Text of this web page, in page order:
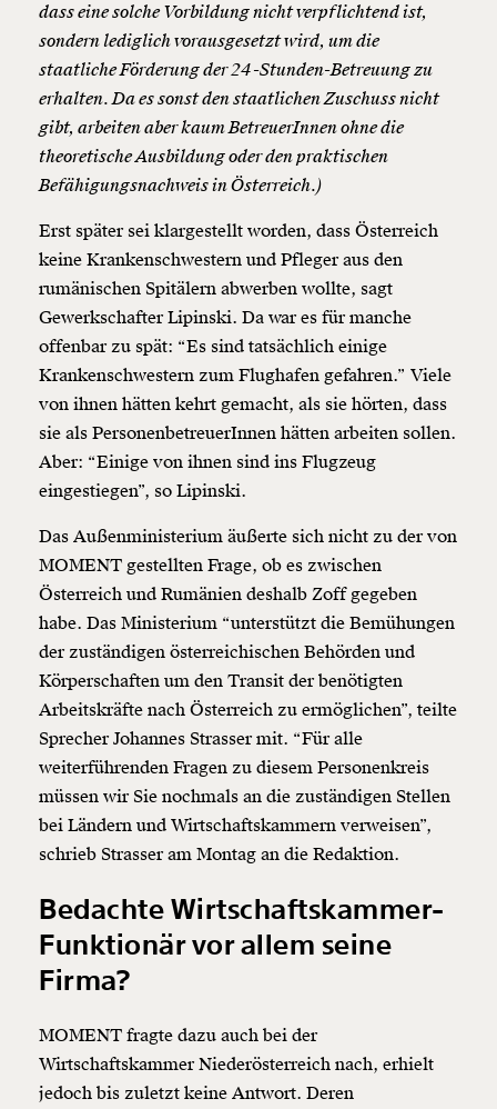
dass eine solche Vorbildung nicht verpflichtend ist,
sondern lediglich vorausgesetzt wird, um die
staatliche Förderung der 24-Stunden-Betreuung zu
erhalten. Da es sonst den staatlichen Zuschuss nicht
gibt, arbeiten aber kaum BetreuerInnen ohne die
theoretische Ausbildung oder den praktischen
Befähigungsnachweis in Österreich.)
Erst später sei klargestellt worden, dass Österreich
keine Krankenschwestern und Pfleger aus den
rumänischen Spitälern abwerben wollte, sagt
Gewerkschafter Lipinski. Da war es für manche
offenbar zu spät: “Es sind tatsächlich einige
Krankenschwestern zum Flughafen gefahren.” Viele
von ihnen hätten kehrt gemacht, als sie hörten, dass
sie als PersonenbetreuerInnen hätten arbeiten sollen.
Aber: “Einige von ihnen sind ins Flugzeug
eingestiegen”, so Lipinski.
Das Außenministerium äußerte sich nicht zu der von
MOMENT gestellten Frage, ob es zwischen
Österreich und Rumänien deshalb Zoff gegeben
habe. Das Ministerium “unterstützt die Bemühungen
der zuständigen österreichischen Behörden und
Körperschaften um den Transit der benötigten
Arbeitskräfte nach Österreich zu ermöglichen”, teilte
Sprecher Johannes Strasser mit. “Für alle
weiterführenden Fragen zu diesem Personenkreis
müssen wir Sie nochmals an die zuständigen Stellen
bei Ländern und Wirtschaftskammern verweisen”,
schrieb Strasser am Montag an die Redaktion.
Bedachte Wirtschaftskammer-
Funktionär vor allem seine
Firma?
MOMENT fragte dazu auch bei der
Wirtschaftskammer Niederösterreich nach, erhielt
jedoch bis zuletzt keine Antwort. Deren